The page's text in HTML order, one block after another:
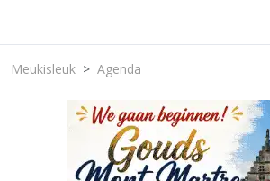
Meukisleuk Agenda